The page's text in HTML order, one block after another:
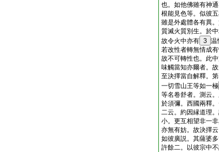
也。如他佛雖有神
根能見色等。似彼
雖是外處體各有異
質滅火質別生。於
故令火中亦有 3 温
若改性者轉無情成
故不可轉性也。此
味觸當知亦爾者。
至決擇當自解釋。
一切雪山王等如一極
等名卷舒者。測云
於須彌。西國兩釋
二云。約因縁道理
小。更互相望非一
亦無有妨。故決擇
如彼廣説。其薩婆
許餘二。以彼宗中